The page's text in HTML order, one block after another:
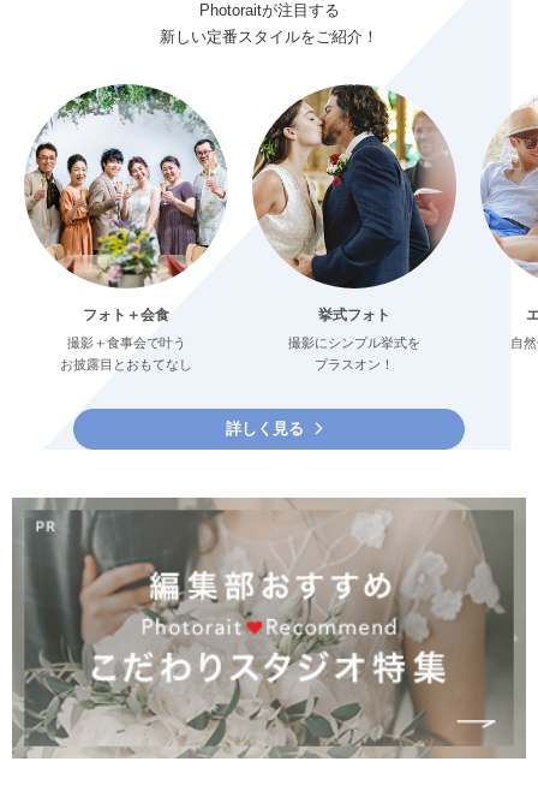
Photoraitが注目する
新しい定番スタイルをご紹介！
フォト＋会食
撮影＋食事会で叶う
お披露目とおもてなし
挙式フォト
撮影にシンプル挙式を
プラスオン！
自
詳しく見る